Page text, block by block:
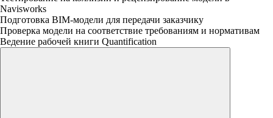
Navisworks
Подготовка BIM-модели для передачи заказчику
Проверка модели на соответствие требованиям и нормативам
Ведение рабочей книги Quantification